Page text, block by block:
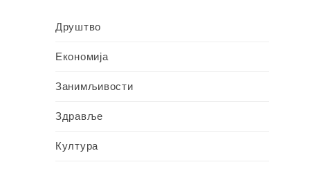
Друштво
Економија
Занимљивости
Здравље
Култура